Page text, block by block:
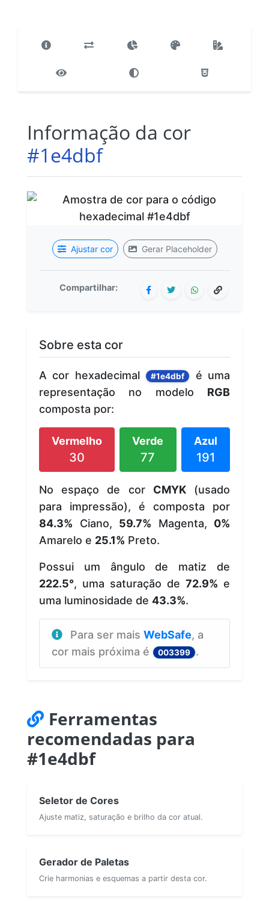
Informação da cor
#1e4dbf
Ajustar cor Gerar Placeholder
Compartilhar:
Sobre esta cor
A cor hexadecimal #1e4dbf
é uma
representação no modelo RGB
composta por:
Vermelho
30
Verde
77
Azul
191
No espaço de cor CMYK(usado
para impressão), é composta por
84.3% Ciano, 59.7% Magenta, 0%
Amarelo e 25.1% Preto.
Possui um ângulo de matiz de
222.5°, uma saturação de 72.9% e
uma luminosidade de 43.3%.
Para ser mais WebSafe, a
cor mais próxima é
003399 .
Ferramentas
recomendadas para
#1e4dbf
Seletor de Cores
Ajuste matiz, saturação e brilho da cor atual.
Gerador de Paletas
Crie harmonias e esquemas a partir desta cor.